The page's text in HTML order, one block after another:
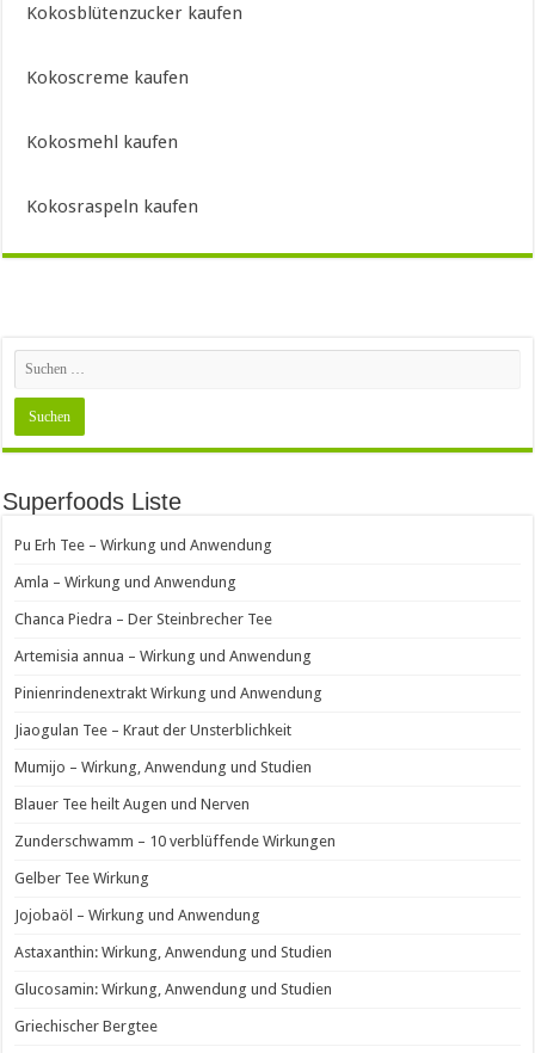
Kokosblütenzucker kaufen
Kokoscreme kaufen
Kokosmehl kaufen
Kokosraspeln kaufen
Superfoods Liste
Pu Erh Tee – Wirkung und Anwendung
Amla – Wirkung und Anwendung
Chanca Piedra – Der Steinbrecher Tee
Artemisia annua – Wirkung und Anwendung
Pinienrindenextrakt Wirkung und Anwendung
Jiaogulan Tee – Kraut der Unsterblichkeit
Mumijo – Wirkung, Anwendung und Studien
Blauer Tee heilt Augen und Nerven
Zunderschwamm – 10 verblüffende Wirkungen
Gelber Tee Wirkung
Jojobaöl – Wirkung und Anwendung
Astaxanthin: Wirkung, Anwendung und Studien
Glucosamin: Wirkung, Anwendung und Studien
Griechischer Bergtee